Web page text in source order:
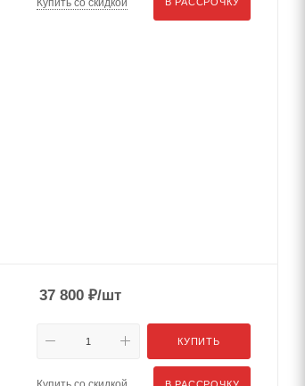
37 800 ₽/шт
КУПИТЬ
В РАССРОЧКУ